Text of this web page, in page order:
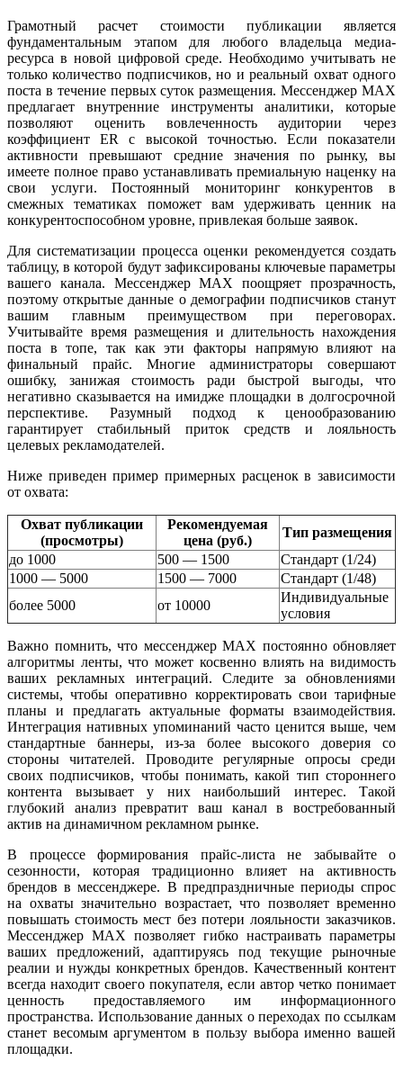
Грамотный расчет стоимости публикации является
фундаментальным этапом для любого владельца медиа-
ресурса в новой цифровой среде. Необходимо учитывать не
только количество подписчиков, но и реальный охват одного
поста в течение первых суток размещения. Мессенджер MAX
предлагает внутренние инструменты аналитики, которые
позволяют оценить вовлеченность аудитории через
коэффициент ER с высокой точностью. Если показатели
активности превышают средние значения по рынку, вы
имеете полное право устанавливать премиальную наценку на
свои услуги. Постоянный мониторинг конкурентов в
смежных тематиках поможет вам удерживать ценник на
конкурентоспособном уровне, привлекая больше заявок.
Для систематизации процесса оценки рекомендуется создать
таблицу, в которой будут зафиксированы ключевые параметры
вашего канала. Мессенджер MAX поощряет прозрачность,
поэтому открытые данные о демографии подписчиков станут
вашим главным преимуществом при переговорах.
Учитывайте время размещения и длительность нахождения
поста в топе, так как эти факторы напрямую влияют на
финальный прайс. Многие администраторы совершают
ошибку, занижая стоимость ради быстрой выгоды, что
негативно сказывается на имидже площадки в долгосрочной
перспективе. Разумный подход к ценообразованию
гарантирует стабильный приток средств и лояльность
целевых рекламодателей.
Ниже приведен пример примерных расценок в зависимости
от охвата:
Охват публикации
(просмотры)
Рекомендуемая
цена (руб.)
Тип размещения
до 1000
500 — 1500
Стандарт (1/24)
1000 — 5000
1500 — 7000
Стандарт (1/48)
более 5000
от 10000
Индивидуальные
условия
Важно помнить, что мессенджер MAX постоянно обновляет
алгоритмы ленты, что может косвенно влиять на видимость
ваших рекламных интеграций. Следите за обновлениями
системы, чтобы оперативно корректировать свои тарифные
планы и предлагать актуальные форматы взаимодействия.
Интеграция нативных упоминаний часто ценится выше, чем
стандартные баннеры, из-за более высокого доверия со
стороны читателей. Проводите регулярные опросы среди
своих подписчиков, чтобы понимать, какой тип стороннего
контента вызывает у них наибольший интерес. Такой
глубокий анализ превратит ваш канал в востребованный
актив на динамичном рекламном рынке.
В процессе формирования прайс-листа не забывайте о
сезонности, которая традиционно влияет на активность
брендов в мессенджере. В предпраздничные периоды спрос
на охваты значительно возрастает, что позволяет временно
повышать стоимость мест без потери лояльности заказчиков.
Мессенджер MAX позволяет гибко настраивать параметры
ваших предложений, адаптируясь под текущие рыночные
реалии и нужды конкретных брендов. Качественный контент
всегда находит своего покупателя, если автор четко понимает
ценность предоставляемого им информационного
пространства. Использование данных о переходах по ссылкам
станет весомым аргументом в пользу выбора именно вашей
площадки.